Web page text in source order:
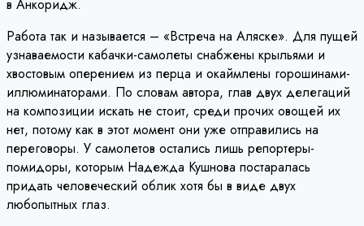
в Анкоридж.
Работа так и называется – «Встреча на Аляске». Для пущей
узнаваемости кабачки-самолеты снабжены крыльями и
хвостовым оперением из перца и окаймлены горошинами-
иллюминаторами. По словам автора, глав двух делегаций
на композиции искать не стоит, среди прочих овощей их
нет, потому как в этот момент они уже отправились на
переговоры. У самолетов остались лишь репортеры-
помидоры, которым Надежда Кушнова постаралась
придать человеческий облик хотя бы в виде двух
любопытных глаз.